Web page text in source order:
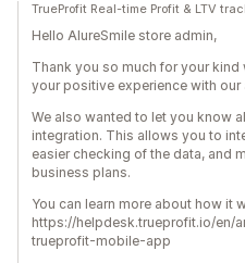
TrueProfit Real-time Profit & LTV
Hello AlureSmile store admin,
Thank you so much for your
your positive experience with our
We also wanted to let you know
integration. This allows you to
easier checking of the data, and
business plans.
You can learn more about how it
https://helpdesk.trueprofit.io/en/
trueprofit-mobile-app